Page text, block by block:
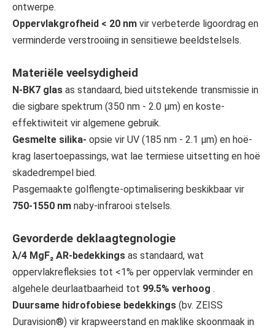
ontwerpe.
Oppervlakgrofheid < 20 nm vir verbeterde ligoordrag en
verminderde verstrooiing in sensitiewe beeldstelsels.
Materiële veelsydigheid
N-BK7 glas as standaard, bied uitstekende transmissie in
die sigbare spektrum (350 nm - 2.0 μm) en koste-
effektiwiteit vir algemene gebruik.
Gesmelte silika- opsie vir UV (185 nm - 2.1 μm) en hoë-
krag lasertoepassings, wat lae termiese uitsetting en hoë
skadedrempel bied.
Pasgemaakte golflengte-optimalisering beskikbaar vir
750-1550 nm naby-infrarooi stelsels.
Gevorderde deklaagtegnologie
λ/4 MgF₂ AR-bedekkings as standaard, wat
oppervlakrefleksies tot <1% per oppervlak verminder en
algehele deurlaatbaarheid tot 99.5% verhoog .
Duursame hidrofobiese bedekkings (bv. ZEISS
Duravision®) vir krapweerstand en maklike skoonmaak in